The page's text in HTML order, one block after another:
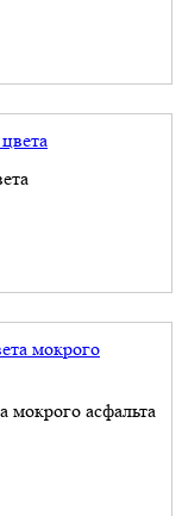
мокрого асфальта